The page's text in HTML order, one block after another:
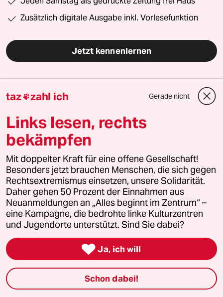
Zusätzlich digitale Ausgabe inkl. Vorlesefunktion
Jetzt kennenlernen
taz
Folgen Sie uns
Ressorts
Politik
Öko
Gesellschaft
Kultur
taz zahl ich Gerade nicht
Links lesen, rechts
bekämpfen
Mit doppelter Kraft für eine offene Gesellschaft!
Besonders jetzt brauchen Menschen, die sich gegen
Rechtsextremismus einsetzen, unsere Solidarität.
Daher gehen 50 Prozent der Einnahmen aus
Neuanmeldungen an „Alles beginnt im Zentrum“ –
eine Kampagne, die bedrohte linke Kulturzentren
und Jugendorte unterstützt. Sind Sie dabei?
 Ja, ich will
Schon dabei!